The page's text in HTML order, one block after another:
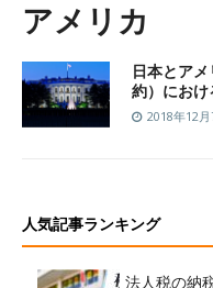
アメリカ
日本とア
約）にお
2018年12月
人気記事ランキング
法人税の納